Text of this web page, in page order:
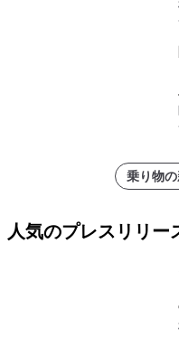
乗り物
人気のプレスリリー